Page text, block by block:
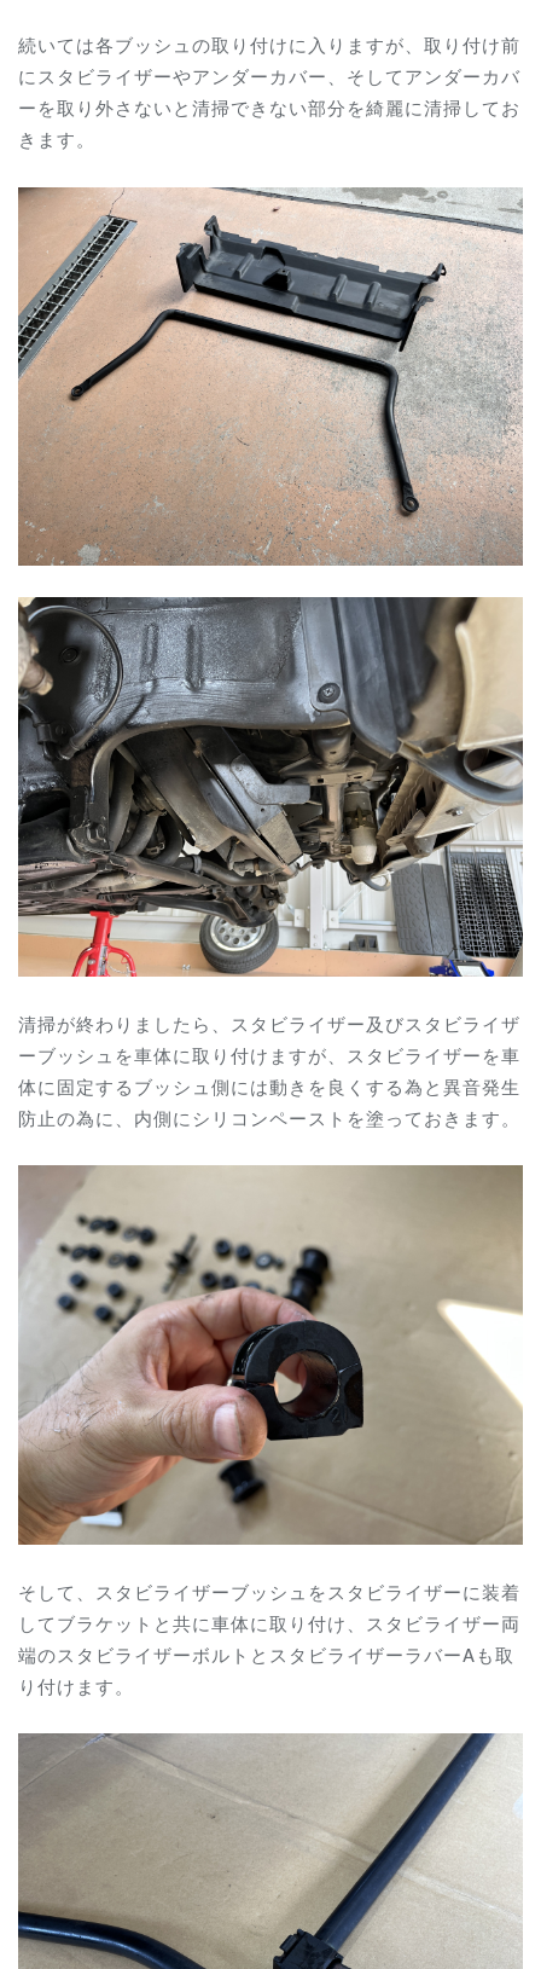
続いては各ブッシュの取り付けに入りますが、取り付け前
にスタビライザーやアンダーカバー、そしてアンダーカバ
ーを取り外さないと清掃できない部分を綺麗に清掃してお
きます。
清掃が終わりましたら、スタビライザー及びスタビライザ
ーブッシュを車体に取り付けますが、スタビライザーを車
体に固定するブッシュ側には動きを良くする為と異音発生
防止の為に、内側にシリコンペーストを塗っておきます。
そして、スタビライザーブッシュをスタビライザーに装着
してブラケットと共に車体に取り付け、スタビライザー両
端のスタビライザーボルトとスタビライザーラバーAも取
り付けます。